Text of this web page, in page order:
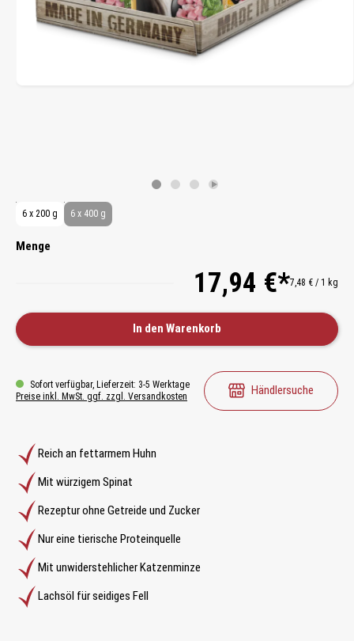
Reich an fettarmem Huhn
Mit würzigem Spinat
Rezeptur ohne Getreide und Zucker
Nur eine tierische Proteinquelle
Mit unwiderstehlicher Katzenminze
Lachsöl für seidiges Fell
6 x 200 g 6 x 400 g
Menge
17,94 €*7,48 € / 1 kg
In den Warenkorb
Sofort verfügbar, Lieferzeit: 3-5 Werktage
Preise inkl. MwSt. ggf. zzgl. Versandkosten
Händlersuche